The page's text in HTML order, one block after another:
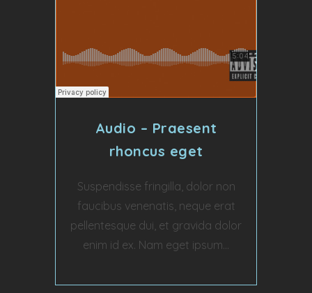
Audio – Praesent
rhoncus eget
Suspendisse fringilla, dolor non
faucibus venenatis, neque erat
pellentesque dui, et gravida dolor
enim id ex. Nam eget ipsum...